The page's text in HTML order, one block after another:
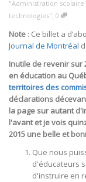
"Administration scolaire"
technologies", 0
Note : Ce billet a
Journal de Montréal
Inutile de revenir sur
en éducation au
territoires des
déclarations
la page sur autant
l'avant et je vois
2015 une belle et
Que nous
d'éducateurs
d'instruire en